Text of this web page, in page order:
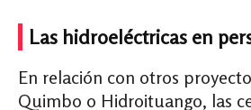
Las hidroeléctricas en
En relación con otros
Quimbo o Hidroituango, las